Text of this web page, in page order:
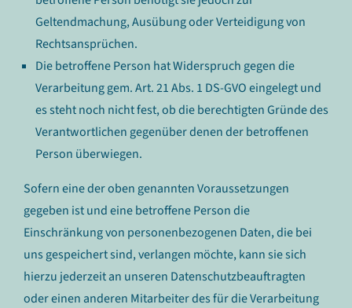
Geltendmachung, Ausübung oder Verteidigung von
Rechtsansprüchen.
Die betroffene Person hat Widerspruch gegen die
Verarbeitung gem. Art. 21 Abs. 1 DS-GVO eingelegt und
es steht noch nicht fest, ob die berechtigten Gründe des
Verantwortlichen gegenüber denen der betroffenen
Person überwiegen.
Sofern eine der oben genannten Voraussetzungen
gegeben ist und eine betroffene Person die
Einschränkung von personenbezogenen Daten, die bei
uns gespeichert sind, verlangen möchte, kann sie sich
hierzu jederzeit an unseren Datenschutzbeauftragten
oder einen anderen Mitarbeiter des für die Verarbeitung